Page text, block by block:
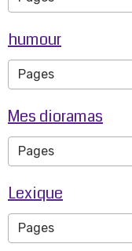
humour
Mes dioramas
Lexique